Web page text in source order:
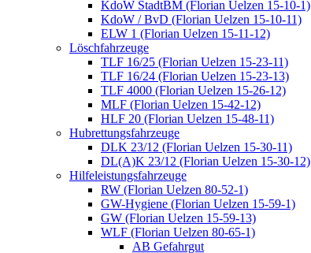
KdoW StadtBM (Florian Uelzen 15-10-1)
KdoW / BvD (Florian Uelzen 15-10-11)
ELW 1 (Florian Uelzen 15-11-12)
Löschfahrzeuge
TLF 16/25 (Florian Uelzen 15-23-11)
TLF 16/24 (Florian Uelzen 15-23-13)
TLF 4000 (Florian Uelzen 15-26-12)
MLF (Florian Uelzen 15-42-12)
HLF 20 (Florian Uelzen 15-48-11)
Hubrettungsfahrzeuge
DLK 23/12 (Florian Uelzen 15-30-11)
DL(A)K 23/12 (Florian Uelzen 15-30-12)
Hilfeleistungsfahrzeuge
RW (Florian Uelzen 80-52-1)
GW-Hygiene (Florian Uelzen 15-59-1)
GW (Florian Uelzen 15-59-13)
WLF (Florian Uelzen 80-65-1)
AB Gefahrgut